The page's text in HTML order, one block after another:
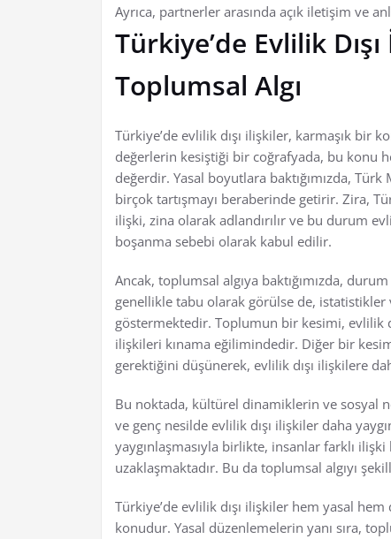
Ayrıca, partnerler arasında açık iletişim ve
Türkiye’de Evlilik
Toplumsal Algı
Türkiye’de evlilik dışı ilişkiler, karmaşık bir
değerlerin kesiştiği bir coğrafyada, bu konu
değerdir. Yasal boyutlara baktığımızda,
birçok tartışmayı beraberinde getirir. Zira,
ilişki, zina olarak adlandırılır ve bu durum
boşanma sebebi olarak kabul edilir.
Ancak, toplumsal algıya baktığımızda,
genellikle tabu olarak görülse de, istatistikler
göstermektedir. Toplumun bir kesimi, evlilik
ilişkileri kınama eğilimindedir. Diğer bir
gerektiğini düşünerek, evlilik dışı ilişkilere
Bu noktada, kültürel dinamiklerin ve sosyal
ve genç nesilde evlilik dışı ilişkiler daha
yaygınlaşmasıyla birlikte, insanlar farklı
uzaklaşmaktadır. Bu da toplumsal algıyı
Türkiye’de evlilik dışı ilişkiler hem yasal
konudur. Yasal düzenlemelerin yanı sıra,